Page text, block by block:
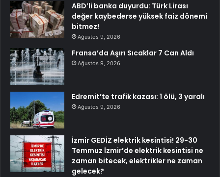
ABD’li banka duyurdu: Türk Lirası
değer kaybederse yüksek faiz dönemi
bitmez!
Ağustos 9, 2026
Fransa’da Aşırı Sıcaklar 7 Can Aldı
Ağustos 9, 2026
Edremit’te trafik kazası: 1 ölü, 3 yaralı
Ağustos 9, 2026
İzmir GEDİZ elektrik kesintisi! 29-30
Temmuz İzmir’de elektrik kesintisi ne
zaman bitecek, elektrikler ne zaman
gelecek?